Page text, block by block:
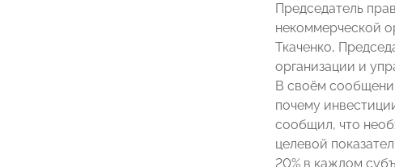
Председатель
некоммерческой
Ткаченко,
организации и
В своём
почему
сообщил, что
целевой
20% в каждом